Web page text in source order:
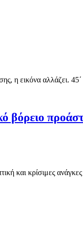
η εικόνα αλλάζει.
βόρειο
και κρίσιμες ανάγκες